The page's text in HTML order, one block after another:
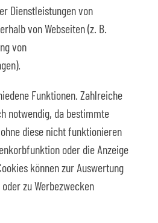
Dienstleistungen von
von Webseiten (z. B.
von
Funktionen. Zahlreiche
notwendig, da bestimmte
diese nicht funktionieren
oder die Anzeige
können zur Auswertung
zu Werbezwecken